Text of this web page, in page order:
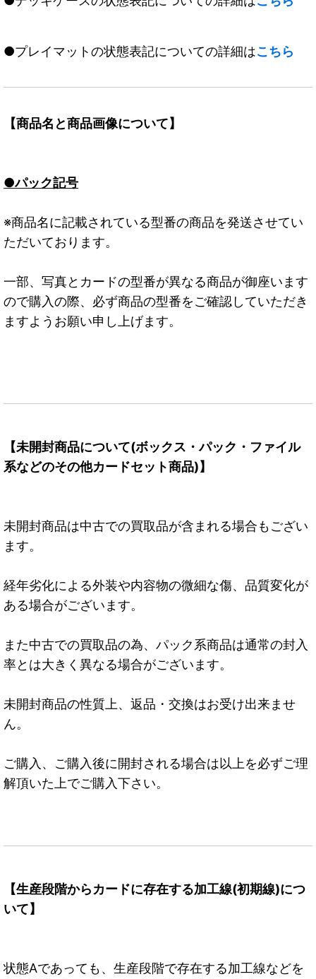
●プレイマットの状態表記についての詳細はこちら
【商品名と商品画像について】
●パック記号
※商品名に記載されている型番の商品を発送させてい
ただいております。
一部、写真とカードの型番が異なる商品が御座います
ので購入の際、必ず商品の型番をご確認していただき
ますようお願い申し上げます。
【未開封商品について(ボックス・パック・ファイル
系などのその他カードセット商品)】
未開封商品は中古での買取品が含まれる場合もござい
ます。
経年劣化による外装や内容物の微細な傷、品質変化が
ある場合がございます。
また中古での買取品の為、パック系商品は通常の封入
率とは大きく異なる場合がございます。
未開封商品の性質上、返品・交換はお受け出来ませ
ん。
ご購入、ご購入後に開封される場合は以上を必ずご理
解頂いた上でご購入下さい。
【生産段階からカードに存在する加工線(初期線)につ
いて】
状態Aであっても、生産段階で存在する加工線などを